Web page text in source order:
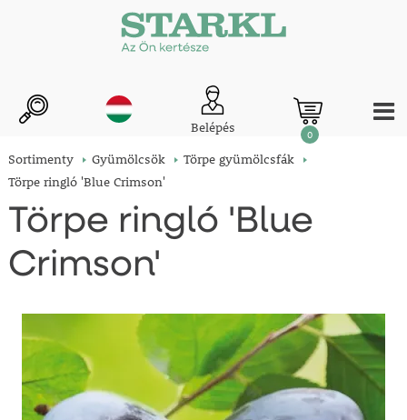
Belépés 0
Sortimenty Gyümölcsök
Törpe gyümölcsfák
Törpe ringló 'Blue Crimson'
Törpe ringló 'Blue
Crimson'